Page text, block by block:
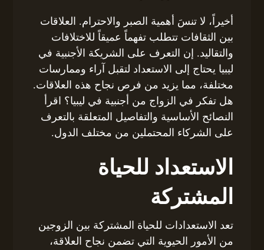
أخيراً، لا تنسَ أهمية الصبر والاحترام. العلاقات
بين الثقافات تتطلب تفهماً عميقاً للاختلافات
والتقاليد. إن التعرف على الشريكة الأجنبية في
ليبيا يحتاج إلى الاستعداد لتقبل آراء وممارسات
مختلفة، مما يزيد من فرص نجاح هذه العلاقات.
هل تفكر في الزواج من أجنبية في ليبيا؟ اقرأ
النصائح الأساسية والتفاصيل المتعلقة بالتعرف
على الشركاء المحتملين من مختلف الدول.
الاستعداد للحياة
المشتركة
تعد الاستعدادات للحياة المشتركة بين الزوجين
من الأمور الحيوية التي تضمن نجاح العلاقة،